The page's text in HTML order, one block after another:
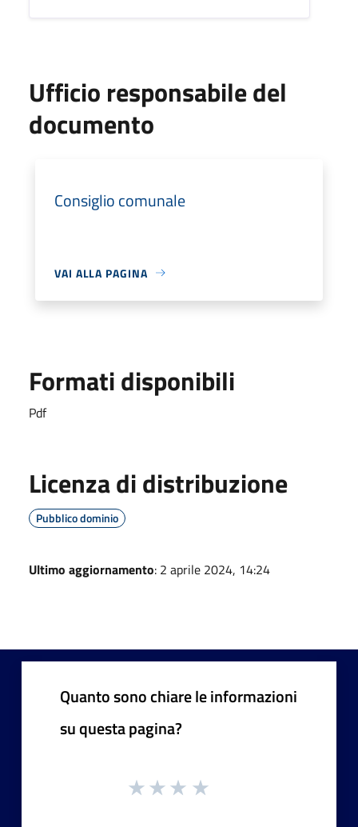
Ufficio responsabile del
documento
Consiglio comunale
VAI ALLA PAGINA
Formati disponibili
Pdf
Licenza di distribuzione
Pubblico dominio
Ultimo aggiornamento: 2 aprile 2024, 14:24
Quanto sono chiare le informazioni
su questa pagina?